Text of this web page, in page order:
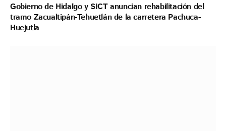
Gobierno de Hidalgo y SICT anuncian rehabilitación del
tramo Zacualtipán-Tehuetlán de la carretera Pachuca-
Huejutla